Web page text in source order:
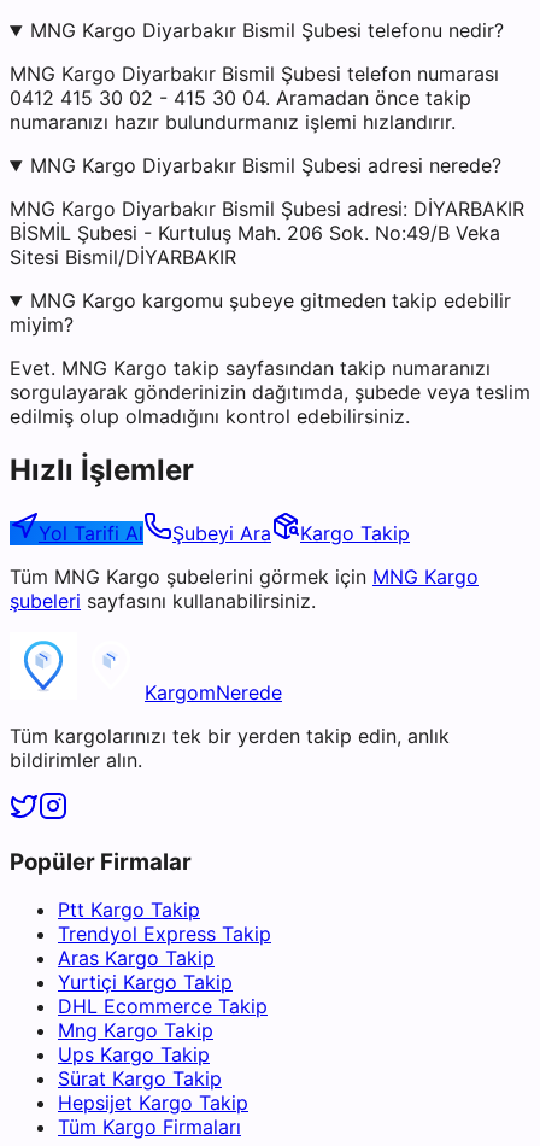
MNG Kargo Diyarbakır Bismil Şubesi telefonu nedir?
MNG Kargo Diyarbakır Bismil Şubesi telefon numarası
0412 415 30 02 - 415 30 04. Aramadan önce takip
numaranızı hazır bulundurmanız işlemi hızlandırır.
MNG Kargo Diyarbakır Bismil Şubesi adresi nerede?
MNG Kargo Diyarbakır Bismil Şubesi adresi: DİYARBAKIR
BİSMİL Şubesi - Kurtuluş Mah. 206 Sok. No:49/B Veka
Sitesi Bismil/DİYARBAKIR
MNG Kargo kargomu şubeye gitmeden takip edebilir
miyim?
Evet. MNG Kargo takip sayfasından takip numaranızı
sorgulayarak gönderinizin dağıtımda, şubede veya teslim
edilmiş olup olmadığını kontrol edebilirsiniz.
Hızlı İşlemler
Yol Tarifi Al Şubeyi Ara
Kargo Takip
Tüm MNG Kargo şubelerini görmek için MNG Kargo
şubeleri sayfasını kullanabilirsiniz.
KargomNerede
Tüm kargolarınızı tek bir yerden takip edin, anlık
bildirimler alın.
Popüler Firmalar
Ptt Kargo Takip
Trendyol Express Takip
Aras Kargo Takip
Yurtiçi Kargo Takip
DHL Ecommerce Takip
Mng Kargo Takip
Ups Kargo Takip
Sürat Kargo Takip
Hepsijet Kargo Takip
Tüm Kargo Firmaları